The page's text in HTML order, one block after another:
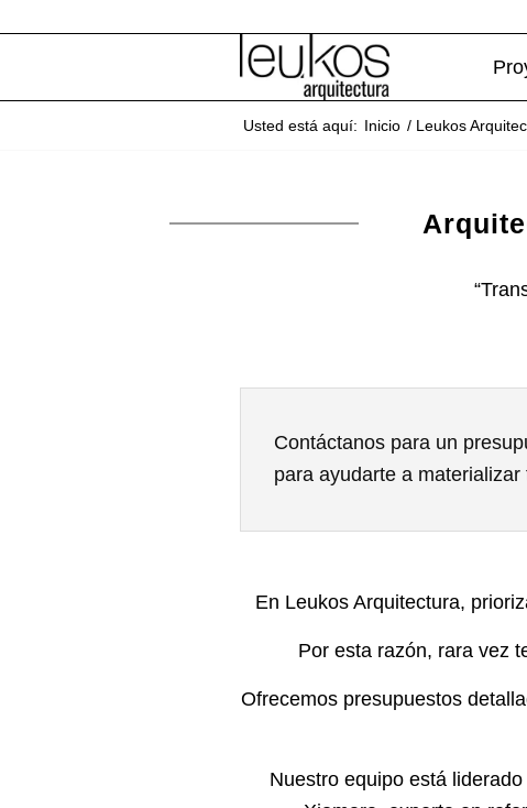
Usted está aquí: Inicio / Leukos
Contáctanos para un
para ayudarte a
En Leukos Arquitectura,
Por esta razón, rara vez
Ofrecemos presupuestos
Nuestro equipo está